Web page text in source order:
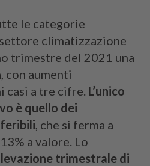
le categorie
climatizzazione
trimestre del 2021 una
con aumenti
casi a tre cifre. L’unico
è quello dei
, che si ferma a
a valore. Lo
trimestrale di